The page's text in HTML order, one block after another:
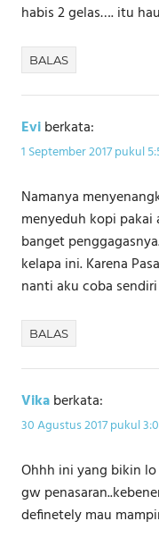
habis 2 gelas…. itu
BALAS
Eviberkata:
1 September 2017 pukul
Namanya
menyeduh kopi
banget
kelapa ini. Karena
nanti aku coba
BALAS
Vikaberkata:
30 Agustus 2017 pukul
Ohhh ini yang bikin lo
gw
definetely mau